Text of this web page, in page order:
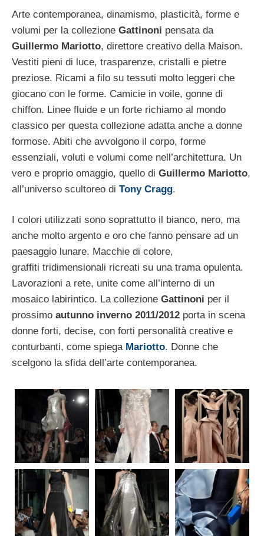
Arte contemporanea, dinamismo, plasticità, forme e
volumi per la collezione Gattinoni pensata da
Guillermo Mariotto, direttore creativo della Maison.
Vestiti pieni di luce, trasparenze, cristalli e pietre
preziose. Ricami a filo su tessuti molto leggeri che
giocano con le forme. Camicie in voile, gonne di
chiffon. Linee fluide e un forte richiamo al mondo
classico per questa collezione adatta anche a donne
formose. Abiti che avvolgono il corpo, forme
essenziali, voluti e volumi come nell’architettura. Un
vero e proprio omaggio, quello di Guillermo Mariotto,
all’universo scultoreo di Tony Cragg.
I colori utilizzati sono soprattutto il bianco, nero, ma
anche molto argento e oro che fanno pensare ad un
paesaggio lunare. Macchie di colore,
graffiti tridimensionali ricreati su una trama opulenta.
Lavorazioni a rete, unite come all’interno di un
mosaico labirintico. La collezione Gattinoni per il
prossimo autunno inverno 2011/2012 porta in scena
donne forti, decise, con forti personalità creative e
conturbanti, come spiega Mariotto. Donne che
scelgono la sfida dell’arte contemporanea.